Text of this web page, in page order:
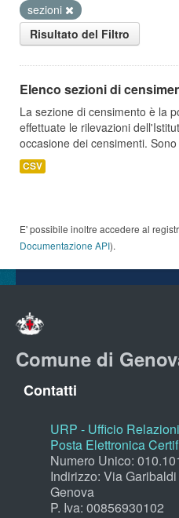
sezioni
Risultato del Filtro
Elenco sezioni di
La sezione di censimento è la
effettuate le rilevazioni
occasione dei censimenti.
CSV
E' possibile inoltre accedere al
Documentazione API).
Comune di
Contatti
URP - Ufficio
Posta Elettronica
Numero Unico:
Indirizzo: Via
Genova
P. Iva: 00856930102